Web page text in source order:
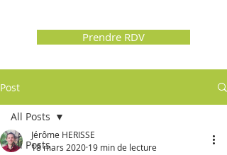
Prendre RDV
Post
All Posts
All Posts
Jérôme HERISSE
18 mars 2020 19 min de lecture